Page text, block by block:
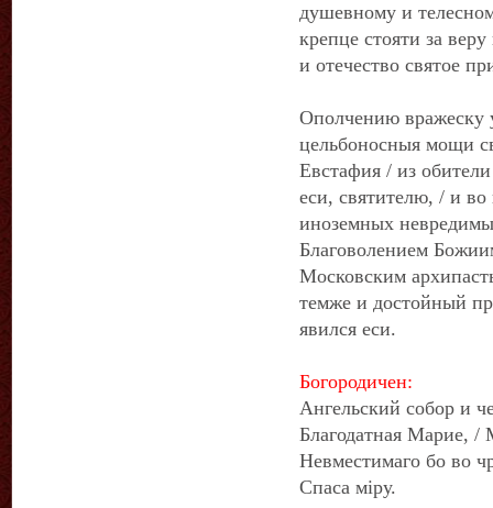
душевному и
крепце стояти за
и отечество святое
Ополчению вражеску
цельбоносныя мощи
Евстафия / из
еси, святителю, / и
иноземных
Благоволением
Московским
темже и достойный
явился еси.
Богородичен:
Ангельский собор и
Благодатная Марие,
Невместимаго бо во
Спаса мiру.